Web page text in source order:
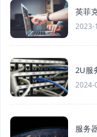
英菲
2023-
2U服
2024-
服务